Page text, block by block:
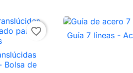
favorite_border
Bolsa de
 Vista
Guía 7 líneas -